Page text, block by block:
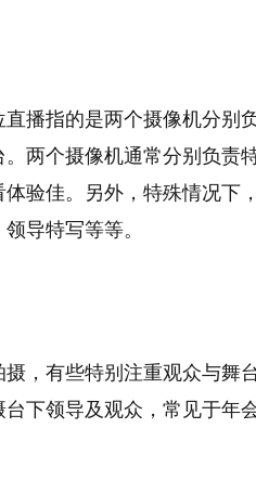
播指的是两个摄像机分别
两个摄像机通常分别负责
验佳。另外，特殊情况下
导特写等等。
，有些特别注重观众与舞
下领导及观众，常见于年